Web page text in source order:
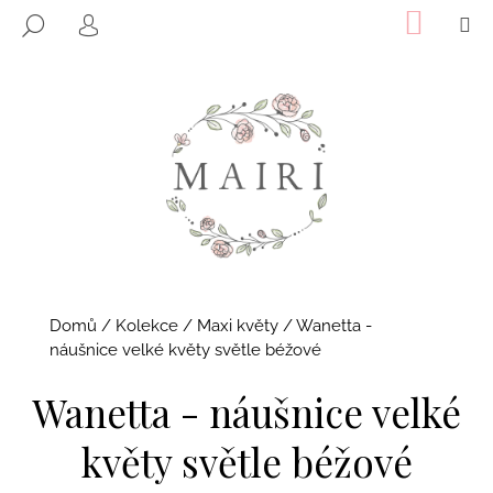
Přejít
HLEDAT
PŘIHLÁŠENÍ KOŠÍK
Domů / Kolekce / Maxi květy /Wanetta -
náušnice velké květy světle béžové
Wanetta - náušnice velké
květy světle béžové
e